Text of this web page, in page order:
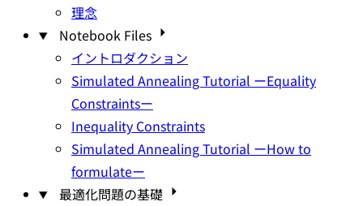
理念
Notebook Files
イントロダクション
Simulated Annealing Tutorial ーEquality
Constraintsー
Inequality Constraints
Simulated Annealing Tutorial ーHow to
formulateー
最適化問題の基礎